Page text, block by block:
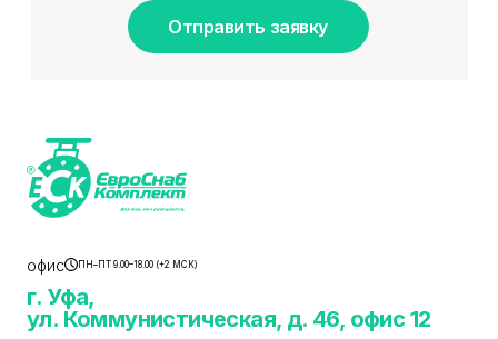
Отправить заявку
офис ПН–ПТ 9.00–18.00 (+2 МСК)
г. Уфа,
ул. Коммунистическая, д. 46, офис 12